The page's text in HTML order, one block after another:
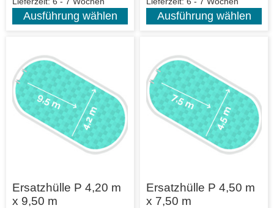
Ausführung wählen Ausführung wählen
Ersatzhülle P 4,20 m
x 9,50 m
Ersatzhülle P 4,50 m
x 7,50 m